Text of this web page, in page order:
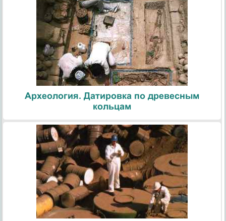
Археология. Датировка по древесным
кольцам